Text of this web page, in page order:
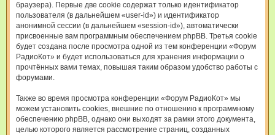
браузера). Первые две cookie содержат только идентификатор
пользователя (в дальнейшем «user-id») и идентификатор
анонимной сессии (в дальнейшем «session-id»), автоматически
присвоенные вам программным обеспечением phpBB. Третья cookie
будет создана после просмотра одной из тем конференции «Форум
РадиоКот» и будет использоваться для хранения информации о
прочтённых вами темах, повышая таким образом удобство работы с
форумами.
Также во время просмотра конференции «Форум РадиоКот» мы
можем установить cookies, внешние по отношению к программному
обеспечению phpBB, однако они выходят за рамки этого документа,
целью которого является рассмотрение страниц, созданных